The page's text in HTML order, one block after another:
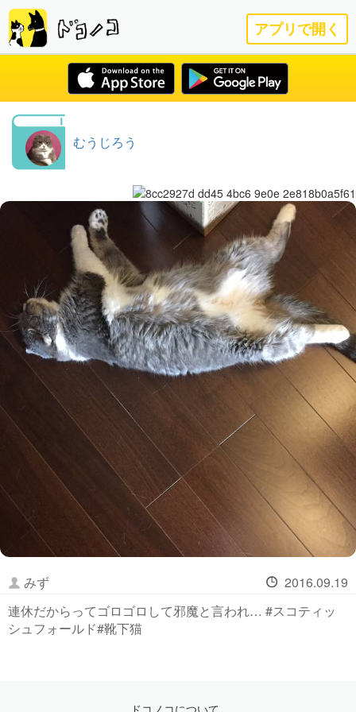
アプリで開く
むうじろう
みず
2016.09.19
連休だからってゴロゴロして邪魔と言われ… #スコティッ
シュフォールド#靴下猫